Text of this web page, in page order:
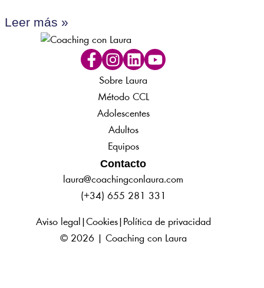
Leer más »
Sobre Laura
Método CCL
Adolescentes
Adultos
Equipos
Contacto
laura@coachingconlaura.com
(+34) 655 281 331
© 2026 | Coaching con Laura
Aviso legal Cookies| Política de privacidad